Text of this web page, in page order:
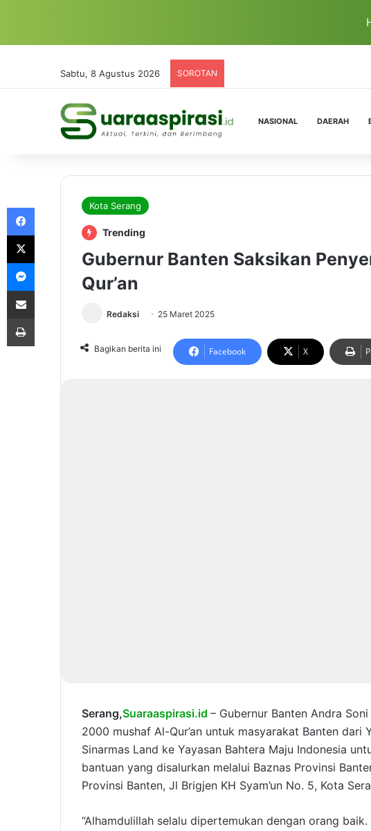
Sabtu, 8 Agustus 2026 SOROTAN
NASIONAL DAERAH
Kota Serang
Trending
Gubernur Banten Saksikan
Qur’an
Redaksi 25 Maret 2025
Bagikan berita ini Facebook X
Serang,Suaraaspirasi.id – Gubernur Banten Andra
2000 mushaf Al-Qur’an untuk masyarakat Banten dari
Sinarmas Land ke Yayasan Bahtera Maju Indonesia
bantuan yang disalurkan melalui Baznas Provinsi
Provinsi Banten, Jl Brigjen KH Syam’un No. 5, Kota
“Alhamdulillah selalu dipertemukan dengan orang
Messenger